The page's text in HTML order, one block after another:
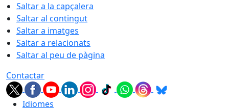
Saltar a la capçalera
Saltar al contingut
Saltar a imatges
Saltar a relacionats
Saltar al peu de pàgina
Contactar
Idiomes